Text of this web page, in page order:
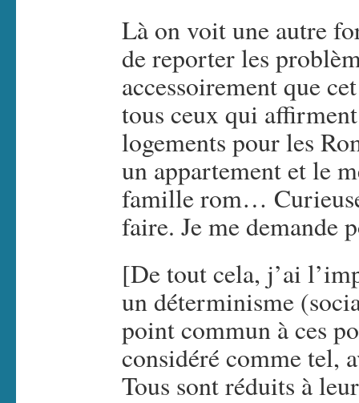
Là on voit une autre
de reporter les
accessoirement que
tous ceux qui
logements pour les
un appartement et le
famille rom…
faire. Je me
[De tout cela, j’ai
un déterminisme
point commun à ces
considéré comme tel,
Tous sont réduits à